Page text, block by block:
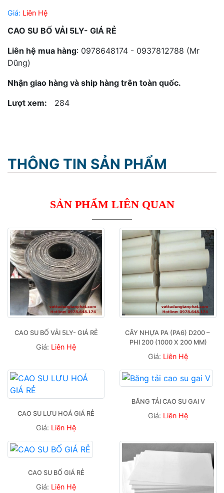
Giá: Liên Hệ
CAO SU BỐ VẢI 5LY- GIÁ RẺ
Liên hệ mua hàng: 0978648174 - 0937812788 (Mr
Dũng)
Nhận giao hàng và ship hàng trên toàn quốc.
Lượt xem:
284
THÔNG TIN SẢN PHẨM
SẢN PHẨM LIÊN QUAN
CAO SU BỐ VẢI 5LY- GIÁ RẺ
Giá: Liên Hệ
CÂY NHỰA PA (PA6) D200 –
PHI 200 (1000 X 200 MM)
Giá: Liên Hệ
CAO SU LƯU HOÁ GIÁ RẺ
Giá: Liên Hệ
BĂNG TẢI CAO SU GAI V
Giá: Liên Hệ
CAO SU BỐ GIÁ RẺ
Giá: Liên Hệ